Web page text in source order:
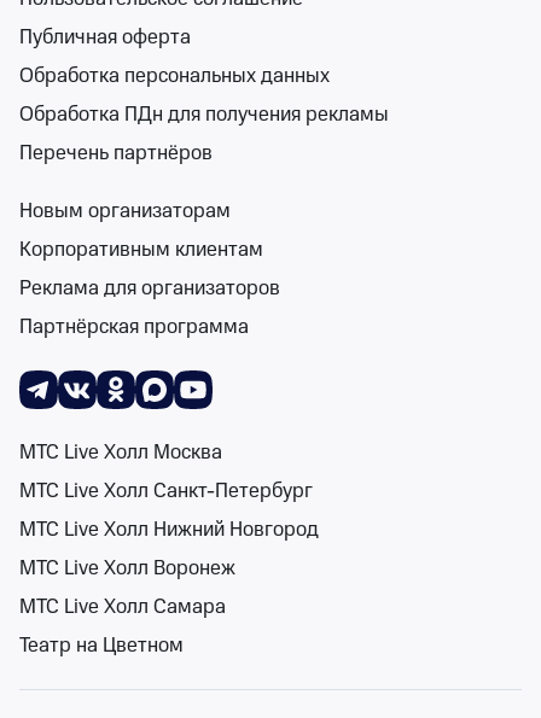
Билеты от 3 500 ₽
Ансамбль «Белорусские легенды»
Зимний театр Сочи
ср 30 сент, 20:00
от 1 500 ₽
ср 30 сентября, 20:00•
Билеты от 1 500 ₽
Публичная оферта
Обработка персональных данных
Обработка ПДн для получения рекламы
Перечень партнёров
Новым организаторам
Корпоративным клиентам
Реклама для организаторов
Партнёрская программа
МТС Live Холл Москва
МТС Live Холл Санкт-Петербург
МТС Live Холл Нижний Новгород
МТС Live Холл Воронеж
МТС Live Холл Самара
Театр на Цветном